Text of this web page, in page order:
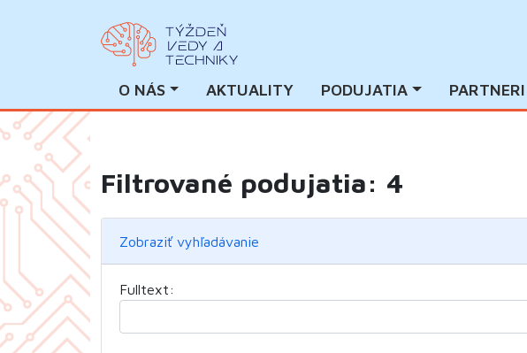
O NÁS AKTUALITY PODUJATIA PARTNERI
Filtrované podujatia: 4
Zobraziť vyhľadávanie
Fulltext: